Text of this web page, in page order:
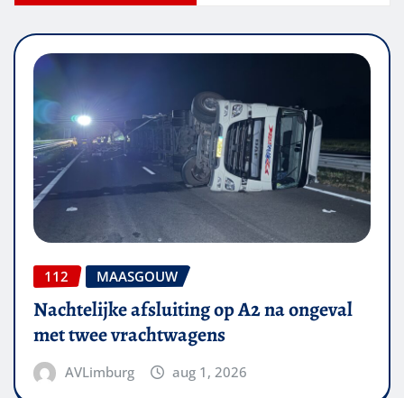
112 MAASGOUW
Nachtelijke afsluiting op A2 na ongeval
met twee vrachtwagens
AVLimburg aug 1, 2026